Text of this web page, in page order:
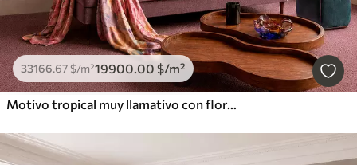
33166.67$/m²19900.00 $/m²
Motivo tropical muy llamativo con flores, hojas y frutas de colores vivos